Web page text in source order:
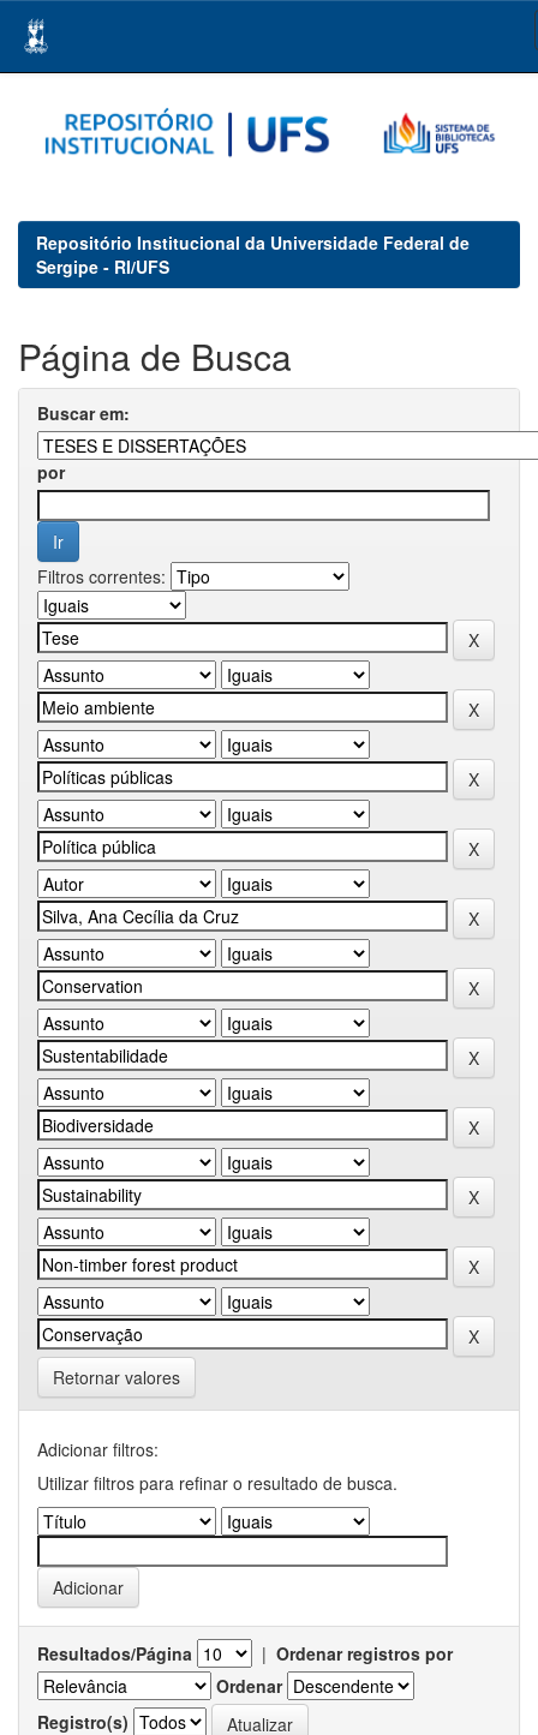
navigation
Repositório Institucional da Universidade Federal de
Sergipe - RI/UFS
Página de Busca
Buscar em:
por
Filtros correntes:
Retornar valores
Adicionar filtros:
Utilizar filtros para refinar o resultado de busca.
Resultados/Página | Ordenar registros por
Ordenar
Registro(s)